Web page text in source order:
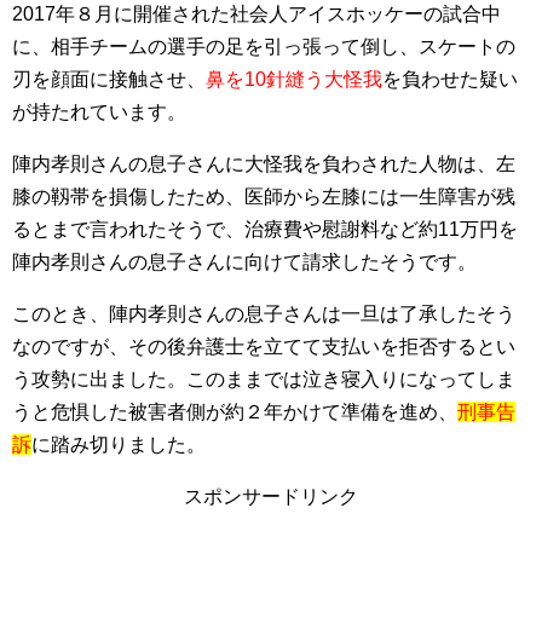
2017年８月に開催された社会人アイスホッケーの試合中
に、相手チームの選手の足を引っ張って倒し、スケートの
刃を顔面に接触させ、 鼻を10針縫う大怪我を負わせた疑い
が持たれています。
陣内孝則さんの息子さんに大怪我を負わされた人物は、左
膝の靱帯を損傷したため、医師から左膝には一生障害が残
るとまで言われたそうで、治療費や慰謝料など約11万円を
陣内孝則さんの息子さんに向けて請求したそうです。
このとき、陣内孝則さんの息子さんは一旦は了承したそう
なのですが、その後弁護士を立てて支払いを拒否するとい
う攻勢に出ました。このままでは泣き寝入りになってしま
うと危惧した被害者側が約２年かけて準備を進め、 刑事告
訴に踏み切りました。
スポンサードリンク